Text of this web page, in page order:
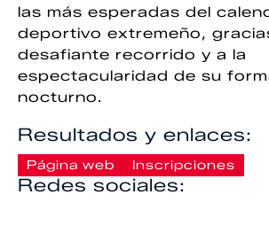
las más esperadas del
deportivo extremeño,
desafiante recorrido y a la
espectacularidad de su
nocturno.
Resultados y enlaces:
Página web Inscripciones
Redes sociales: